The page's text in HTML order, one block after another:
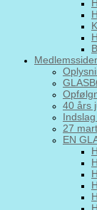
40 års
27
EN